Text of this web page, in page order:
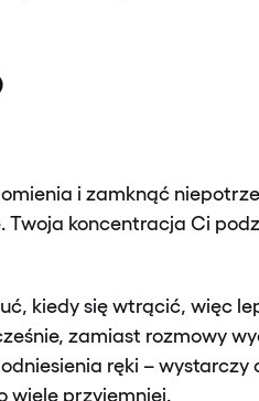
i zamknąć
koncentracja Ci
kiedy się wtrącić, więc
zamiast rozmowy
ręki – wystarczy
wiele przyjemniej.